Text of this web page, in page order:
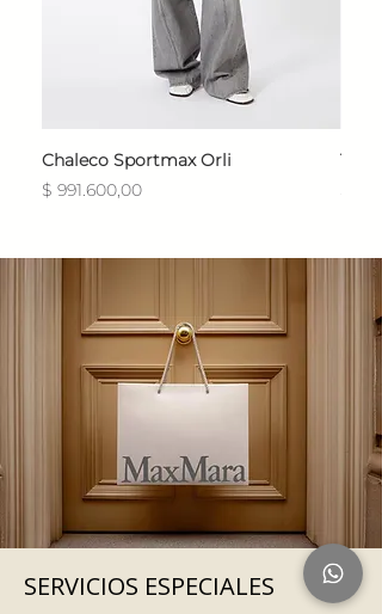
Chaleco Sportmax Orli
Precio
$ 991.600,00
T-
SERVICIOS ESPECIALES